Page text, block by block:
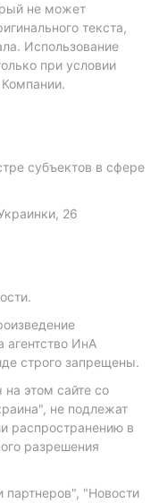
не может
текста,
Использование
при условии
субъектов в сфере
26
ИнА
строго запрещены.
этом сайте со
не подлежат
распространению в
разрешения
"Новости